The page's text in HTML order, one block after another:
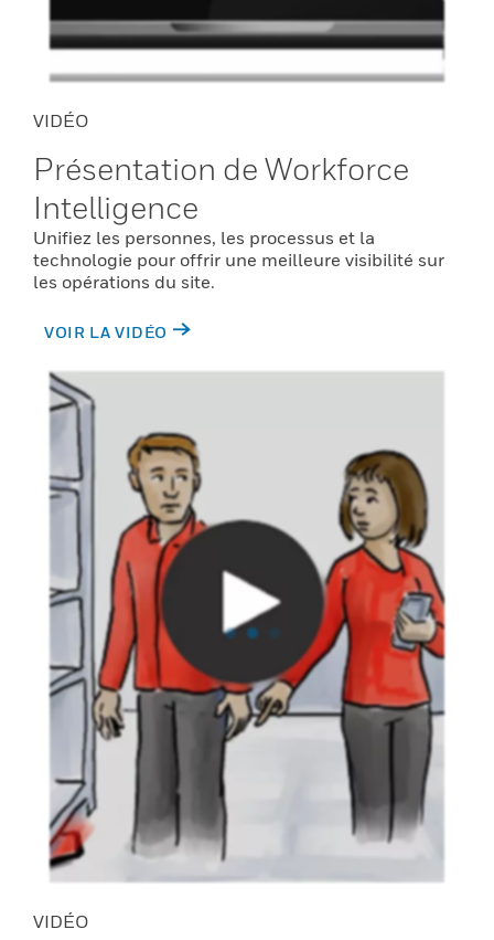
VIDÉO
Présentation de Workforce
Intelligence
Unifiez les personnes, les processus et la
technologie pour offrir une meilleure visibilité sur
les opérations du site.
VOIR LA VIDÉO
VIDÉO